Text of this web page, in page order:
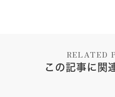
RELATED
この記事に関